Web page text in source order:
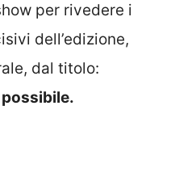
per rivedere i
dell’edizione,
dal titolo: